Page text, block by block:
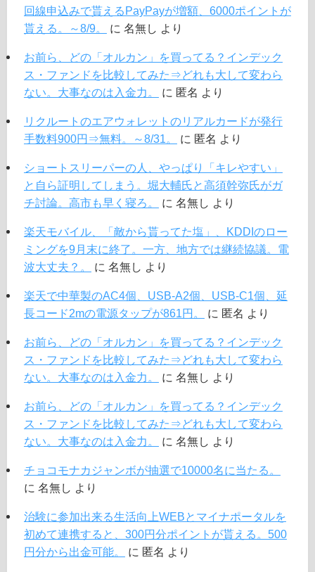
回線申込みで貰えるPayPayが増額、6000ポイントが
貰える。～8/9。
に 名無し より
お前ら、どの「オルカン」を買ってる？インデック
ス・ファンドを比較してみた⇒どれも大して変わら
ない。大事なのは入金力。
に 匿名 より
リクルートのエアウォレットのリアルカードが発行
手数料900円⇒無料。～8/31。
に 匿名 より
ショートスリーパーの人、やっぱり「キレやすい」
と自ら証明してしまう。堀大輔氏と高須幹弥氏がガ
チ討論。高市も早く寝ろ。
に 名無し より
楽天モバイル、「敵から貰ってた塩」、KDDIのロー
ミングを9月末に終了。一方、地方では継続協議。電
波大丈夫？。
に 名無し より
楽天で中華製のAC4個、USB-A2個、USB-C1個、延
長コード2mの電源タップが861円。
に 匿名 より
お前ら、どの「オルカン」を買ってる？インデック
ス・ファンドを比較してみた⇒どれも大して変わら
ない。大事なのは入金力。
に 名無し より
お前ら、どの「オルカン」を買ってる？インデック
ス・ファンドを比較してみた⇒どれも大して変わら
ない。大事なのは入金力。
に 名無し より
チョコモナカジャンボが抽選で10000名に当たる。
に 名無し より
治験に参加出来る生活向上WEBとマイナポータルを
初めて連携すると、300円分ポイントが貰える。500
円分から出金可能。
に 匿名 より